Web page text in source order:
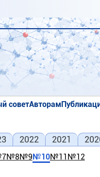
советАвторам
2022 2021
№8№9№10№11 №12